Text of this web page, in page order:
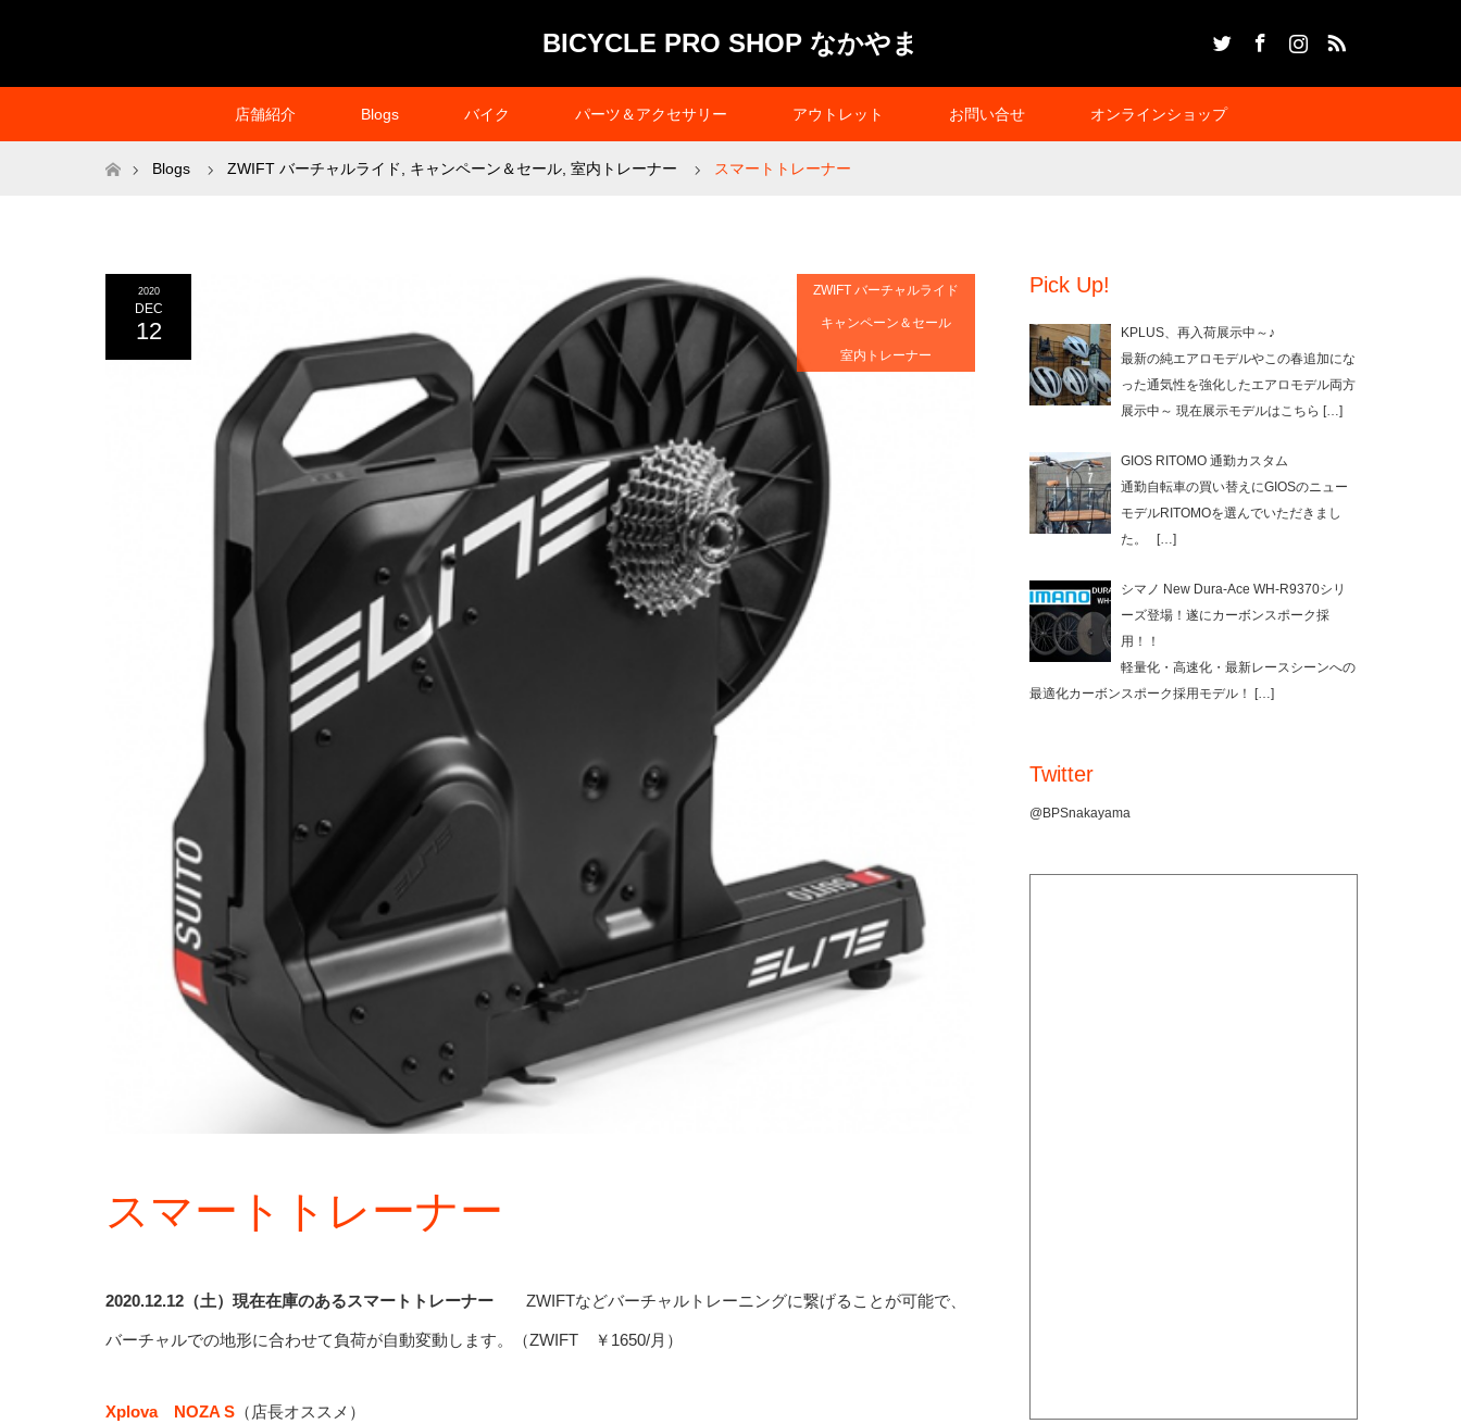
BICYCLE PRO SHOP なかやま
店舗紹介 Blogs バイク パーツ＆アクセサリー アウトレット お問い合せ オンラインショップ
ホームBlogs ZWIFT バーチャルライド キャンペーン＆セール 室内トレーナー スマートトレーナー
2020
DEC
12
ZWIFT バーチャルライド
キャンペーン＆セール
室内トレーナー
スマートトレーナー
2020.12.12（土）現在在庫のあるスマートトレーナー ZWIFTなどバーチャルトレーニングに繋げることが可能で、
バーチャルでの地形に合わせて負荷が自動変動します。（ZWIFT ￥1650/月）
Xplova NOZA S （店長オススメ）
Pick Up!
KPLUS、再入荷展示中～♪
最新の純エアロモデルやこの春追加にな
った通気性を強化したエアロモデル両方
展示中～ 現在展示モデルはこちら […]
GIOS RITOMO 通勤カスタム
通勤自転車の買い替えにGIOSのニュー
モデルRITOMOを選んでいただきまし
た。
[…]
シマノ New Dura-Ace WH-R9370シリ
ーズ登場！遂にカーボンスポーク採
用！！
軽量化・高速化・最新レースシーンへの
最適化カーボンスポーク採用モデル！
[…]
Twitter
@BPSnakayama